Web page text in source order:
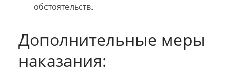
обстоятельств.
Дополнительные меры
наказания: